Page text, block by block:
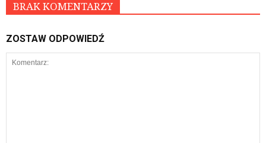
BRAK KOMENTARZY
ZOSTAW ODPOWIEDŹ